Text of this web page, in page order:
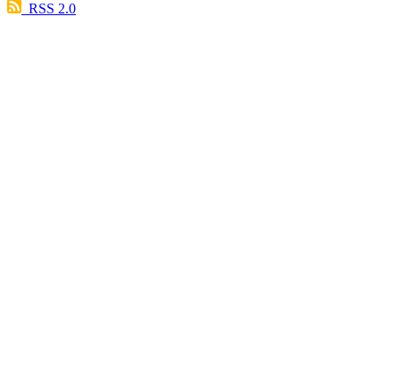
RSS 2.0